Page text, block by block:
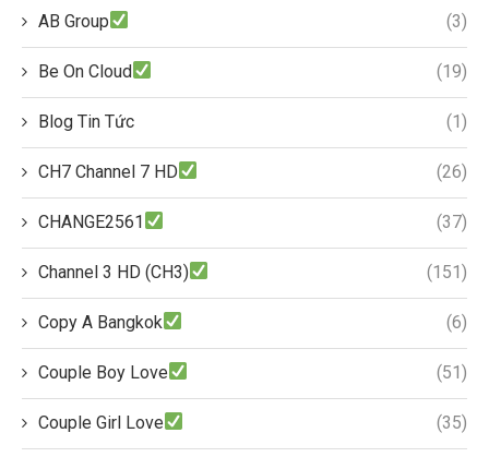
AB Group (3)
Be On Cloud (19)
Blog Tin Tức (1)
CH7 Channel 7 HD (26)
CHANGE2561 (37)
Channel 3 HD (CH3) (151)
Copy A Bangkok (6)
Couple Boy Love (51)
Couple Girl Love (35)